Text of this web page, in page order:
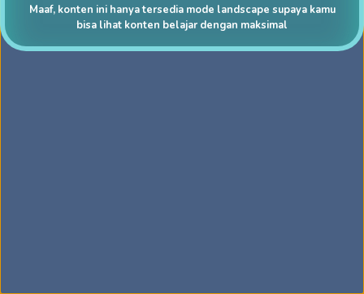
Maaf, konten ini hanya tersedia mode landscape supaya kamu
bisa lihat konten belajar dengan maksimal